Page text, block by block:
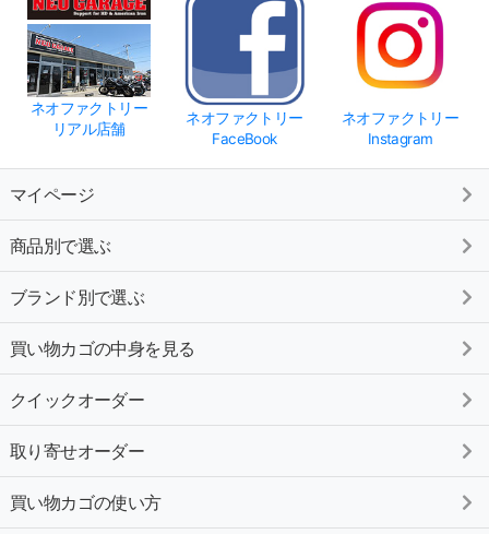
ネオファクトリー
リアル店舗
ネオファクトリー
FaceBook
ネオファクトリー
Instagram
マイページ
商品別で選ぶ
ブランド別で選ぶ
買い物カゴの中身を見る
クイックオーダー
取り寄せオーダー
買い物カゴの使い方